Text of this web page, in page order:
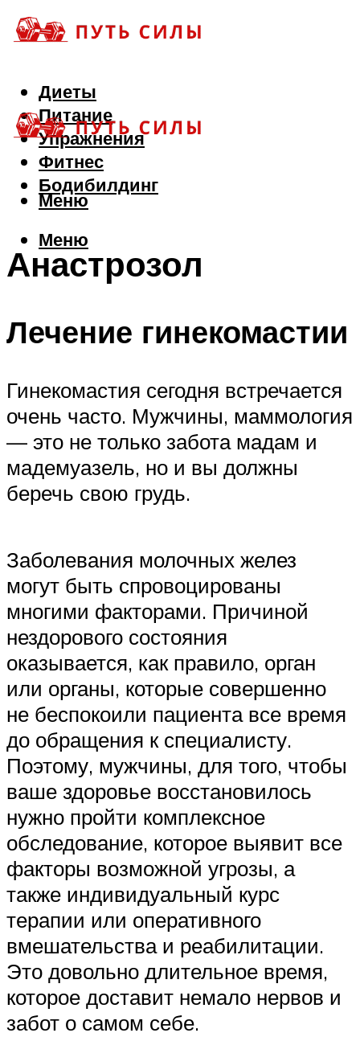
Диеты
Питание
Упражнения
Фитнес
Бодибилдинг
Меню
Меню
Анастрозол
Лечение гинекомастии
Гинекомастия сегодня встречается
очень часто. Мужчины, маммология
— это не только забота мадам и
мадемуазель, но и вы должны
беречь свою грудь.
Заболевания молочных желез
могут быть спровоцированы
многими факторами. Причиной
нездорового состояния
оказывается, как правило, орган
или органы, которые совершенно
не беспокоили пациента все время
до обращения к специалисту.
Поэтому, мужчины, для того, чтобы
ваше здоровье восстановилось
нужно пройти комплексное
обследование, которое выявит все
факторы возможной угрозы, а
также индивидуальный курс
терапии или оперативного
вмешательства и реабилитации.
Это довольно длительное время,
которое доставит немало нервов и
забот о самом себе.